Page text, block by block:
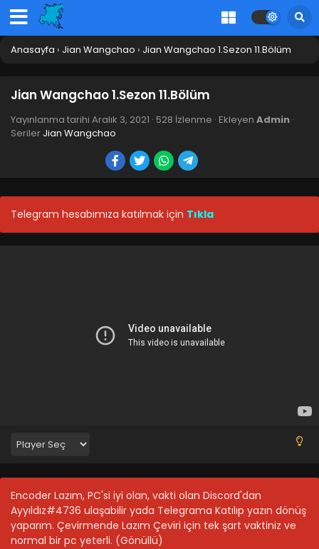
Anasayfa › Jian Wangchao › Jian Wangchao 1.Sezon 11.Bölüm
Jian Wangchao 1.Sezon 11.Bölüm
Yayınlanma tarihi Aralık 3, 2021 · 528 İzlenme · Ekleyen Admin ·
Seriler Jian Wangchao
Telegram hesabımıza katılmak için Tıkla
Encoder Lazım, PC'si iyi olan, vakti olan Discord'dan
Ayyıldız#4736 ulaşabilir yada Telegrama Katılıp yazın dönüş
yaparım. Çevirmende Lazım Çeviri için tek şart vaktiniz ve
normal bir pc yeterli. (Gönüllü)